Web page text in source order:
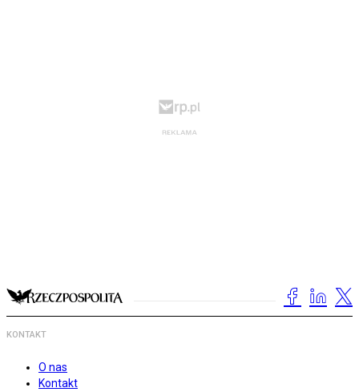
KONTAKT
O nas
Kontakt